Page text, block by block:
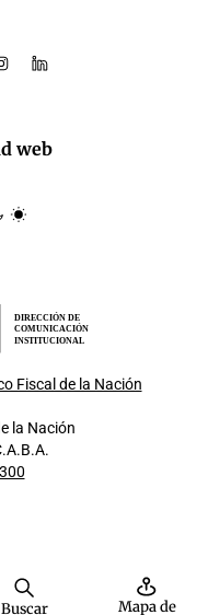
Buscar Mapa de
web
DIRECCIÓN DE
COMUNICACIÓN
INSTITUCIONAL
Fiscal de la Nación
la Nación